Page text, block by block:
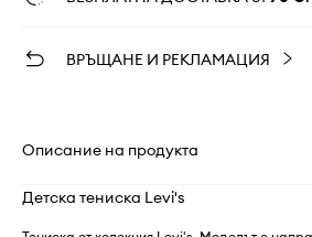
ВРЪЩАНЕ И РЕКЛАМАЦИЯ
Описание на продукта
Детска тениска Levi's